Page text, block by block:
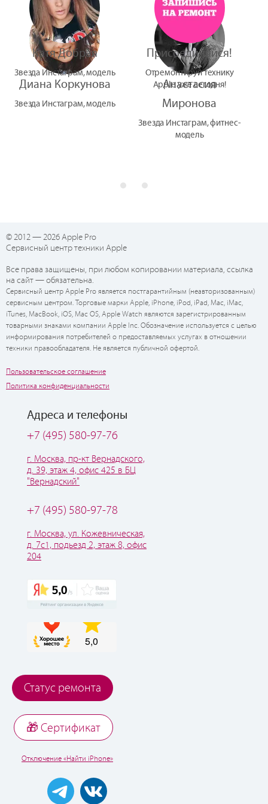
Диана Коркунова
Звезда Инстаграм, модель
Анастасия
Миронова
Звезда Инстаграм, фитнес-
модель
Катя Добрая
Звезда Инстаграм, модель
Присоединяйся!
Отремонтируй технику
Apple уже сегодня!
© 2012 — 2026 Apple Pro
Сервисный центр техники Apple
Все права защищены, при любом копировании материала, ссылка
на сайт — обязательна.
Сервисный центр Apple Pro является постгарантийным (неавторизованным)
сервисным центром. Торговые марки Apple, iPhone, iPod, iPad, Mac, iMac,
iTunes, MacBook, iOS, Mac OS, Apple Watch являются зарегистрированным
товарными знаками компании Apple Inc. Обозначение используется с целью
информирования потребителей о предоставляемых услугах в отношении
техники правообладателя. Не является публичной офертой.
Пользовательское соглашение
Политика конфиденциальности
Адреса и телефоны
+7 (495) 580-97-76
г. Москва, пр-кт Вернадского,
д. 39, этаж 4, офис 425 в БЦ
"Вернадский"
+7 (495) 580-97-78
г. Москва, ул. Кожевническая,
д. 7с1, подьезд 2, этаж 8, офис
204
Статус ремонта
🎁 Cертификат
Отключение «Найти iPhone»